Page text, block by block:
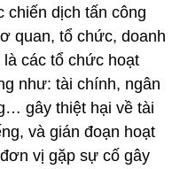
chiến dịch tấn công
quan, tổ chức, doanh
các tổ chức hoạt
như: tài chính, ngân
gây thiệt hại về tài
và gián đoạn hoạt
vị gặp sự cố gây